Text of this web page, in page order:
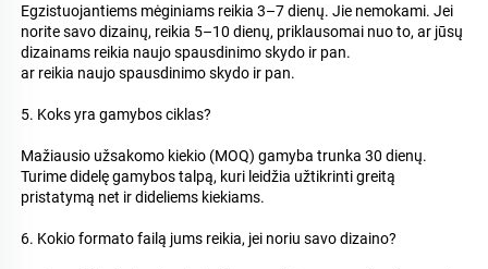
Egzistuojantiems mėginiams reikia 3–7 dienų. Jie nemokami. Jei
norite savo dizainų, reikia 5–10 dienų, priklausomai nuo to, ar jūsų
dizainams reikia naujo spausdinimo skydo ir pan.
ar reikia naujo spausdinimo skydo ir pan.
5. Koks yra gamybos ciklas?
Mažiausio užsakomo kiekio (MOQ) gamyba trunka 30 dienų.
Turime didelę gamybos talpą, kuri leidžia užtikrinti greitą
pristatymą net ir dideliems kiekiams.
6. Kokio formato failą jums reikia, jei noriu savo dizaino?